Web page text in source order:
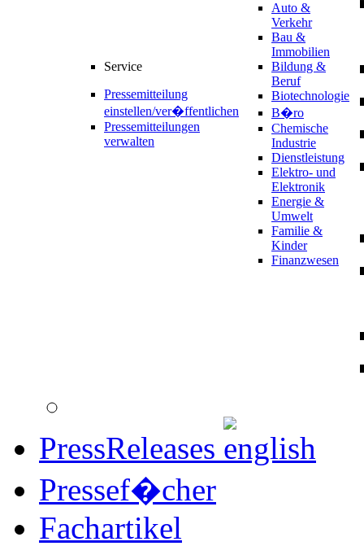
Service
Pressemitteilung
einstellen/ver�ffentlichen
Pressemitteilungen
verwalten
Auto &
Verkehr
Bau &
Immobilien
Bildung &
Beruf
Biotechnologie
B�ro
Chemische
Industrie
Dienstleistung
Elektro- und
Elektronik
Energie &
Umwelt
Familie &
Kinder
Finanzwesen
PressReleases
Pressef�cher
Fachartikel